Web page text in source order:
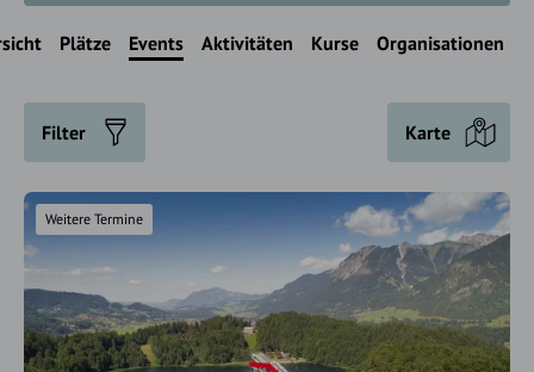
Plätze Events Aktivitäten Kurse Organisationen
Filter Karte
Weitere Termine